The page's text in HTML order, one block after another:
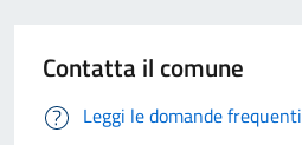
Contatta il comune
Leggi le domande frequenti